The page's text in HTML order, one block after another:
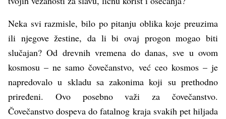
Neka svi razmisle, bilo po pitanju oblika koje preuzima
ili njegove žestine, da li bi ovaj progon mogao biti
slučajan? Od drevnih vremena do danas, sve u ovom
kosmosu – ne samo čovečanstvo, već ceo kosmos – je
napredovalo u skladu sa zakonima koji su prethodno
priređeni. Ovo posebno važi za čovečanstvo.
Čovečanstvo dospeva do fatalnog kraja svakih pet hiljada